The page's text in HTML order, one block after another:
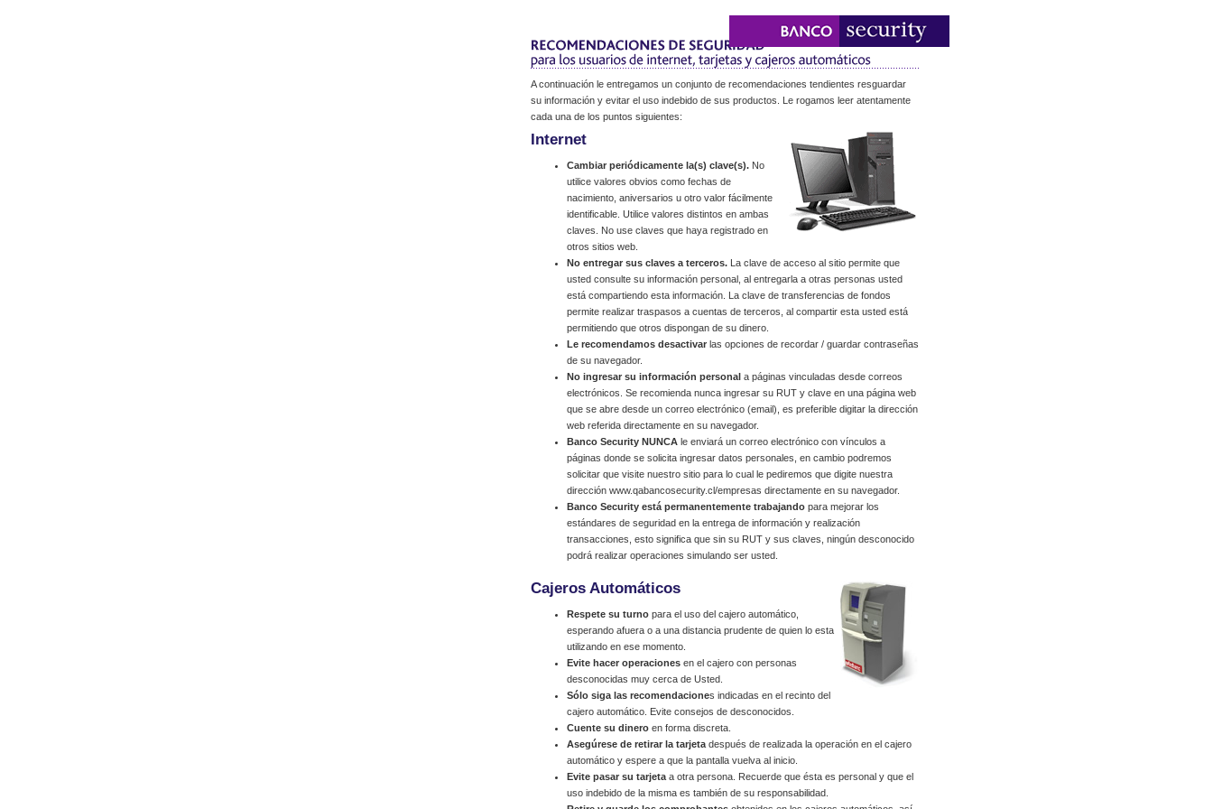
A continuación le entregamos un conjunto de recomendaciones tendientes resguardar
su información y evitar el uso indebido de sus productos. Le rogamos leer atentamente
cada una de los puntos siguientes:
Internet
Cambiar periódicamente la(s) clave(s). No
utilice valores obvios como fechas de
nacimiento, aniversarios u otro valor fácilmente
identificable. Utilice valores distintos en ambas
claves. No use claves que haya registrado en
otros sitios web.
No entregar sus claves a terceros. La clave de acceso al sitio permite que
usted consulte su información personal, al entregarla a otras personas usted
está compartiendo esta información. La clave de transferencias de fondos
permite realizar traspasos a cuentas de terceros, al compartir esta usted está
permitiendo que otros dispongan de su dinero.
Le recomendamos desactivar las opciones de recordar / guardar contraseñas
de su navegador.
No ingresar su información personal a páginas vinculadas desde correos
electrónicos. Se recomienda nunca ingresar su RUT y clave en una página web
que se abre desde un correo electrónico (email), es preferible digitar la dirección
web referida directamente en su navegador.
Banco Security NUNCA le enviará un correo electrónico con vínculos a
páginas donde se solicita ingresar datos personales, en cambio podremos
solicitar que visite nuestro sitio para lo cual le pediremos que digite nuestra
dirección www.qabancosecurity.cl/empresas directamente en su navegador.
Banco Security está permanentemente trabajando para mejorar los
estándares de seguridad en la entrega de información y realización
transacciones, esto significa que sin su RUT y sus claves, ningún desconocido
podrá realizar operaciones simulando ser usted.
Cajeros Automáticos
Respete su turno para el uso del cajero automático,
esperando afuera o a una distancia prudente de quien lo esta
utilizando en ese momento.
Evite hacer operaciones en el cajero con personas
desconocidas muy cerca de Usted.
Sólo siga las recomendaciones indicadas en el recinto del
cajero automático. Evite consejos de desconocidos.
Cuente su dinero en forma discreta.
Asegúrese de retirar la tarjeta después de realizada la operación en el cajero
automático y espere a que la pantalla vuelva al inicio.
Evite pasar su tarjeta a otra persona. Recuerde que ésta es personal y que el
uso indebido de la misma es también de su responsabilidad.